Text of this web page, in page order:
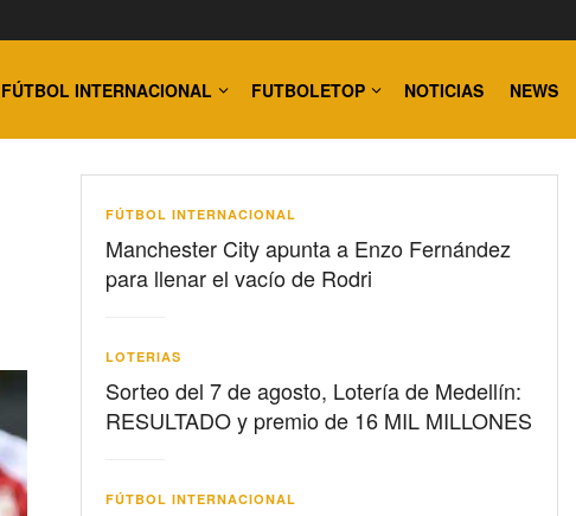
FÚTBOL INTERNACIONAL FUTBOLETOP NOTICIAS NEWS
FÚTBOL INTERNACIONAL
Manchester City apunta a Enzo Fernández
para llenar el vacío de Rodri
LOTERIAS
Sorteo del 7 de agosto, Lotería de Medellín:
RESULTADO y premio de 16 MIL MILLONES
FÚTBOL INTERNACIONAL